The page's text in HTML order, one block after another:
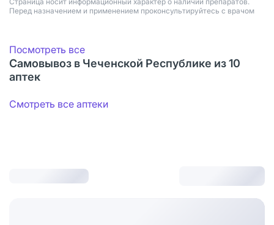
Перед назначением и применением проконсультируйтесь с врачом
Посмотреть все
Самовывоз в Чеченской Республике из 10
аптек
Смотреть все аптеки